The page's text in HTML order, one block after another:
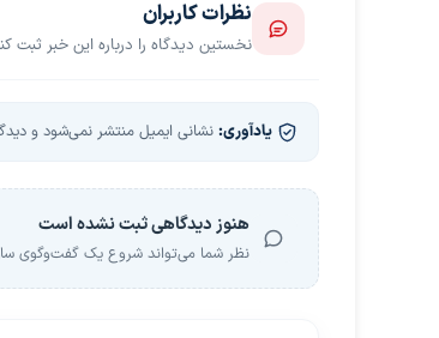
نظرات کاربران
نخستین دیدگاه را درباره این خبر ثبت
یادآوری: نشانی ایمیل منتشر نمی‌شود و
هنوز دیدگاهی ثبت نشده است
نظر شما می‌تواند شروع یک گفت‌وگوی